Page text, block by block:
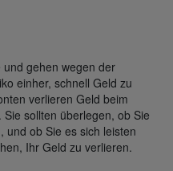
gehen wegen der
einher, schnell Geld zu
verlieren Geld beim
sollten überlegen, ob Sie
und ob Sie es sich leisten
Ihr Geld zu verlieren.